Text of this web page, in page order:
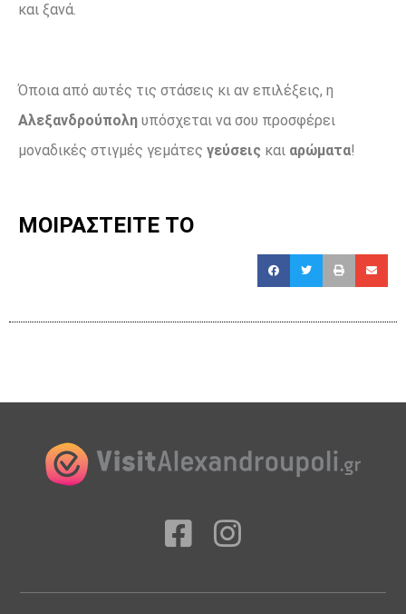
και ξανά.
Όποια από αυτές τις στάσεις κι αν επιλέξεις, η
Αλεξανδρούπολη υπόσχεται να σου προσφέρει
μοναδικές στιγμές γεμάτες γεύσεις και αρώματα!
ΜΟΙΡΑΣΤΕΙΤΕ ΤΟ